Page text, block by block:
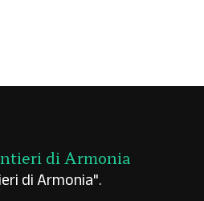
di Armonia"